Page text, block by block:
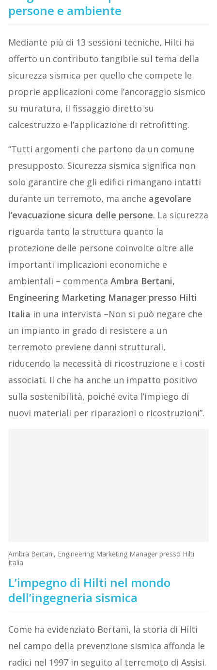
persone e ambiente
Mediante più di 13 sessioni tecniche, Hilti ha
offerto un contributo tangibile sul tema della
sicurezza sismica per quello che compete le
proprie applicazioni come l’ancoraggio sismico
su muratura, il fissaggio diretto su
calcestruzzo e l’applicazione di retrofitting.
“Tutti argomenti che partono da un comune
presupposto. Sicurezza sismica significa non
solo garantire che gli edifici rimangano intatti
durante un terremoto, ma anche agevolare
l’evacuazione sicura delle persone. La sicurezza
riguarda tanto la struttura quanto la
protezione delle persone coinvolte oltre alle
importanti implicazioni economiche e
ambientali – commentaAmbra Bertani,
Engineering Marketing Manager presso Hilti
Italia in una intervista –Non si può negare che
un impianto in grado di resistere a un
terremoto previene danni strutturali,
riducendo la necessità di ricostruzione e i costi
associati. Il che ha anche un impatto positivo
sulla sostenibilità, poiché evita l’impiego di
nuovi materiali per riparazioni o ricostruzioni”.
Ambra Bertani, Engineering Marketing Manager presso Hilti
Italia
L’impegno di Hilti nel mondo
dell’ingegneria sismica
Come ha evidenziato Bertani, la storia di Hilti
nel campo della prevenzione sismica affonda le
radici nel 1997 in seguito al terremoto di Assisi.